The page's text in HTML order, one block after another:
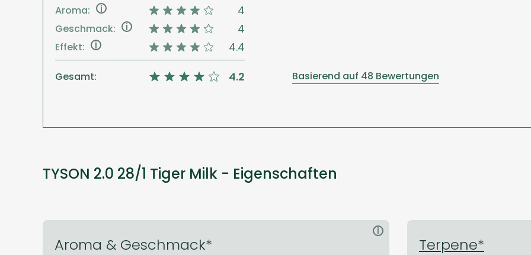
Aroma: i 4
Geschmack: i 4
Effekt: i 4.4
Gesamt: 4.2 Basierend auf 48 Bewertungen
TYSON 2.0 28/1 Tiger Milk - Eigenschaften
Aroma & Geschmack*
i
Terpene*